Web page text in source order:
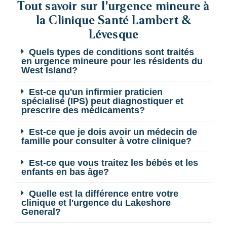
Tout savoir sur l'urgence mineure à
la Clinique Santé Lambert &
Lévesque
Quels types de conditions sont traités
en urgence mineure pour les résidents du
West Island?
Est-ce qu'un infirmier praticien
spécialisé (IPS) peut diagnostiquer et
prescrire des médicaments?
Est-ce que je dois avoir un médecin de
famille pour consulter à votre clinique?
Est-ce que vous traitez les bébés et les
enfants en bas âge?
Quelle est la différence entre votre
clinique et l'urgence du Lakeshore
General?